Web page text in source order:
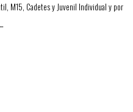
M15, Cadetes y Juvenil Individual y por